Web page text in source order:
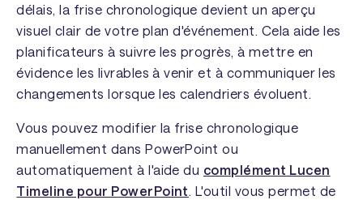
délais, la frise chronologique devient un aperçu
visuel clair de votre plan d'événement. Cela aide les
planificateurs à suivre les progrès, à mettre en
évidence les livrables à venir et à communiquer les
changements lorsque les calendriers évoluent.
Vous pouvez modifier la frise chronologique
manuellement dans PowerPoint ou
automatiquement à l'aide du complément Lucen
Timeline pour PowerPoint. L'outil vous permet de